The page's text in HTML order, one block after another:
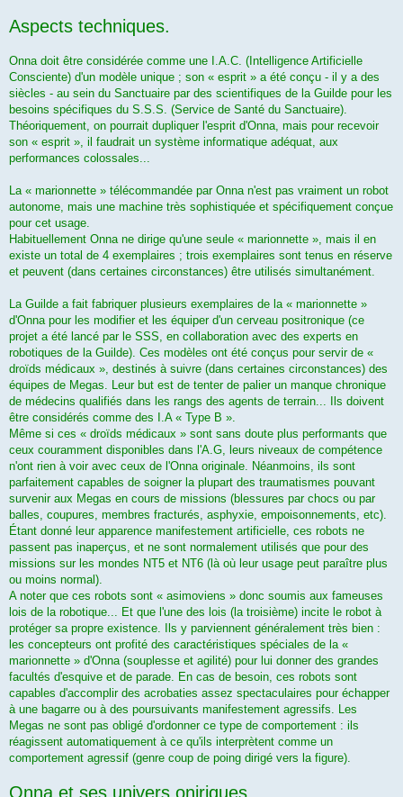
Aspects techniques.
Onna doit être considérée comme une I.A.C. (Intelligence Artificielle
Consciente) d'un modèle unique ; son « esprit » a été conçu - il y a des
siècles - au sein du Sanctuaire par des scientifiques de la Guilde pour les
besoins spécifiques du S.S.S. (Service de Santé du Sanctuaire).
Théoriquement, on pourrait dupliquer l'esprit d'Onna, mais pour recevoir
son « esprit », il faudrait un système informatique adéquat, aux
performances colossales...
La « marionnette » télécommandée par Onna n'est pas vraiment un robot
autonome, mais une machine très sophistiquée et spécifiquement conçue
pour cet usage.
Habituellement Onna ne dirige qu'une seule « marionnette », mais il en
existe un total de 4 exemplaires ; trois exemplaires sont tenus en réserve
et peuvent (dans certaines circonstances) être utilisés simultanément.
La Guilde a fait fabriquer plusieurs exemplaires de la « marionnette »
d'Onna pour les modifier et les équiper d'un cerveau positronique (ce
projet a été lancé par le SSS, en collaboration avec des experts en
robotiques de la Guilde). Ces modèles ont été conçus pour servir de «
droïds médicaux », destinés à suivre (dans certaines circonstances) des
équipes de Megas. Leur but est de tenter de palier un manque chronique
de médecins qualifiés dans les rangs des agents de terrain... Ils doivent
être considérés comme des I.A « Type B ».
Même si ces « droïds médicaux » sont sans doute plus performants que
ceux couramment disponibles dans l'A.G, leurs niveaux de compétence
n'ont rien à voir avec ceux de l'Onna originale. Néanmoins, ils sont
parfaitement capables de soigner la plupart des traumatismes pouvant
survenir aux Megas en cours de missions (blessures par chocs ou par
balles, coupures, membres fracturés, asphyxie, empoisonnements, etc).
Étant donné leur apparence manifestement artificielle, ces robots ne
passent pas inaperçus, et ne sont normalement utilisés que pour des
missions sur les mondes NT5 et NT6 (là où leur usage peut paraître plus
ou moins normal).
A noter que ces robots sont « asimoviens » donc soumis aux fameuses
lois de la robotique... Et que l'une des lois (la troisième) incite le robot à
protéger sa propre existence. Ils y parviennent généralement très bien :
les concepteurs ont profité des caractéristiques spéciales de la «
marionnette » d'Onna (souplesse et agilité) pour lui donner des grandes
facultés d'esquive et de parade. En cas de besoin, ces robots sont
capables d'accomplir des acrobaties assez spectaculaires pour échapper
à une bagarre ou à des poursuivants manifestement agressifs. Les
Megas ne sont pas obligé d'ordonner ce type de comportement : ils
réagissent automatiquement à ce qu'ils interprètent comme un
comportement agressif (genre coup de poing dirigé vers la figure).
Onna et ses univers oniriques.